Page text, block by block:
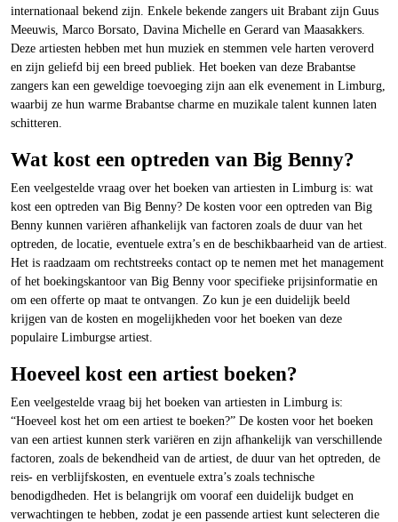
internationaal bekend zijn. Enkele bekende zangers uit Brabant zijn Guus
Meeuwis, Marco Borsato, Davina Michelle en Gerard van Maasakkers.
Deze artiesten hebben met hun muziek en stemmen vele harten veroverd
en zijn geliefd bij een breed publiek. Het boeken van deze Brabantse
zangers kan een geweldige toevoeging zijn aan elk evenement in Limburg,
waarbij ze hun warme Brabantse charme en muzikale talent kunnen laten
schitteren.
Wat kost een optreden van Big Benny?
Een veelgestelde vraag over het boeken van artiesten in Limburg is: wat
kost een optreden van Big Benny? De kosten voor een optreden van Big
Benny kunnen variëren afhankelijk van factoren zoals de duur van het
optreden, de locatie, eventuele extra’s en de beschikbaarheid van de artiest.
Het is raadzaam om rechtstreeks contact op te nemen met het management
of het boekingskantoor van Big Benny voor specifieke prijsinformatie en
om een offerte op maat te ontvangen. Zo kun je een duidelijk beeld
krijgen van de kosten en mogelijkheden voor het boeken van deze
populaire Limburgse artiest.
Hoeveel kost een artiest boeken?
Een veelgestelde vraag bij het boeken van artiesten in Limburg is:
“Hoeveel kost het om een artiest te boeken?” De kosten voor het boeken
van een artiest kunnen sterk variëren en zijn afhankelijk van verschillende
factoren, zoals de bekendheid van de artiest, de duur van het optreden, de
reis- en verblijfskosten, en eventuele extra’s zoals technische
benodigdheden. Het is belangrijk om vooraf een duidelijk budget en
verwachtingen te hebben, zodat je een passende artiest kunt selecteren die